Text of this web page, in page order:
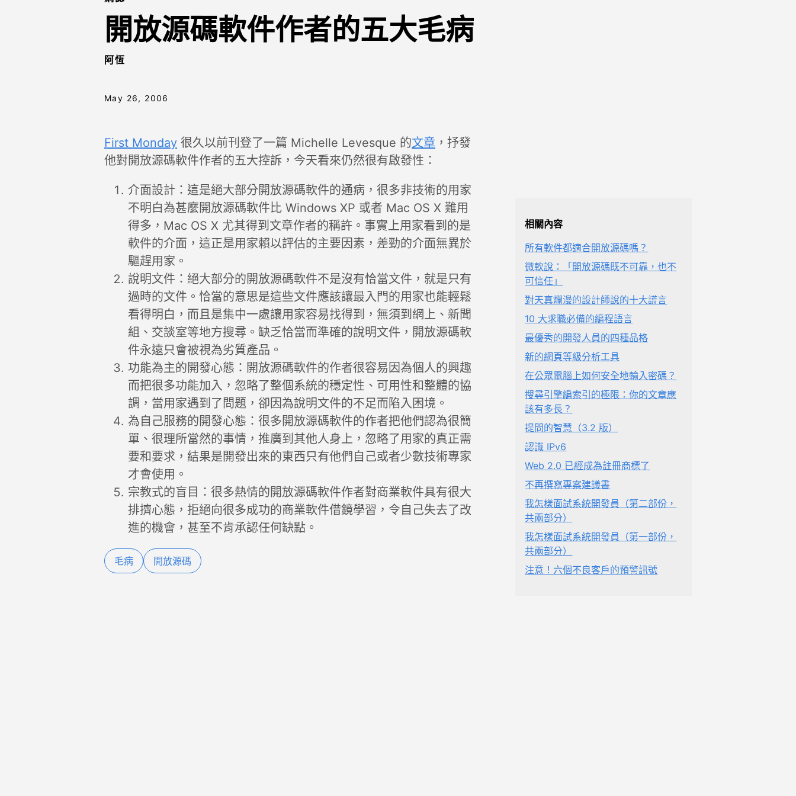
開放源碼軟件作者的五大毛病
阿恆
May 26, 2006
First Monday 很久以前刊登了一篇 Michelle Levesque 的文章 ，抒發
他對開放源碼軟件作者的五大控訴，今天看來仍然很有啟發性：
介面設計：這是絕大部分開放源碼軟件的通病，很多非技術的用家
不明白為甚麼開放源碼軟件比 Windows XP 或者 Mac OS X 難用
得多，Mac OS X 尤其得到文章作者的稱許。事實上用家看到的是
軟件的介面，這正是用家賴以評估的主要因素，差勁的介面無異於
驅趕用家。
說明文件：絕大部分的開放源碼軟件不是沒有恰當文件，就是只有
過時的文件。恰當的意思是這些文件應該讓最入門的用家也能輕鬆
看得明白，而且是集中一處讓用家容易找得到，無須到網上、新聞
組、交談室等地方搜尋。缺乏恰當而準確的說明文件，開放源碼軟
件永遠只會被視為劣質產品。
功能為主的開發心態：開放源碼軟件的作者很容易因為個人的興趣
而把很多功能加入，忽略了整個系統的穩定性、可用性和整體的協
調，當用家遇到了問題，卻因為說明文件的不足而陷入困境。
為自己服務的開發心態：很多開放源碼軟件的作者把他們認為很簡
單、很理所當然的事情，推廣到其他人身上，忽略了用家的真正需
要和要求，結果是開發出來的東西只有他們自己或者少數技術專家
才會使用。
宗教式的盲目：很多熱情的開放源碼軟件作者對商業軟件具有很大
排擠心態，拒絕向很多成功的商業軟件借鏡學習，令自己失去了改
進的機會，甚至不肯承認任何缺點。
毛病 開放源碼
相關內容
所有軟件都適合開放源碼嗎？
微軟說：「開放源碼既不可靠，也不
可信任」
對天真爛漫的設計師說的十大謊言
10 大求職必備的編程語言
最優秀的開發人員的四種品格
新的網頁等級分析工具
在公眾電腦上如何安全地輸入密碼？
搜尋引擎編索引的極限：你的文章應
該有多長？
提問的智慧（3.2 版）
認識 IPv6
Web 2.0 已經成為註冊商標了
不再撰寫專案建議書
我怎樣面試系統開發員（第二部份，
共兩部分）
我怎樣面試系統開發員（第一部份，
共兩部分）
注意！六個不良客戶的預警訊號